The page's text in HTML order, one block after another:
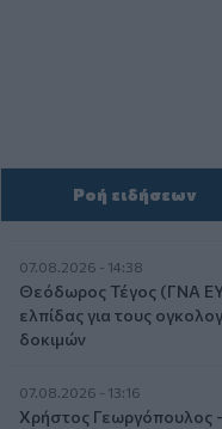
Ροή ειδήσεων
07.08.2026 - 14:38
Θεόδωρος Τέγος (ΓΝΑ
ελπίδας για τους
δοκιμών
07.08.2026 - 13:16
Χρήστος